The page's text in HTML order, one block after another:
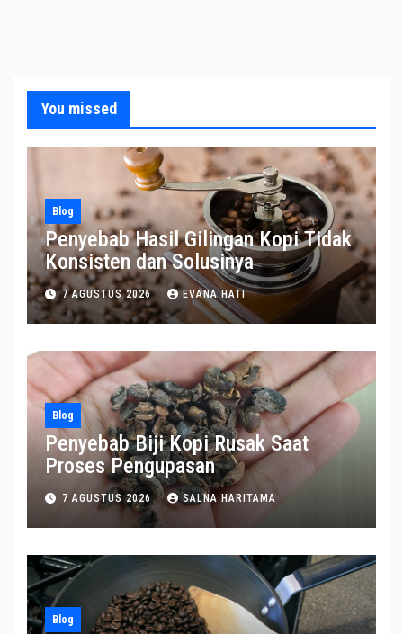
You missed
Blog
Penyebab Hasil Gilingan Kopi Tidak
Konsisten dan Solusinya
7 AGUSTUS 2026 EVANA HATI
Blog
Penyebab Biji Kopi Rusak Saat
Proses Pengupasan
7 AGUSTUS 2026 SALNA HARITAMA
Blog